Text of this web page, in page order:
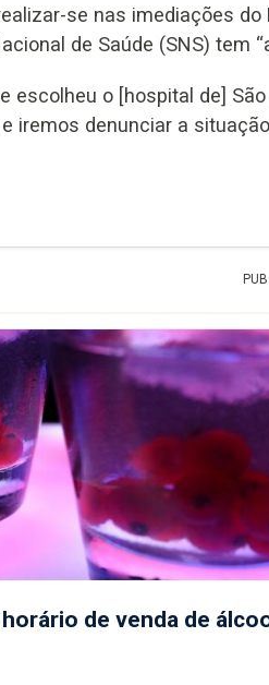
se nas imediações
de Saúde (SNS) tem
escolheu o [hospital de]
iremos denunciar a
PUB
horário de venda de